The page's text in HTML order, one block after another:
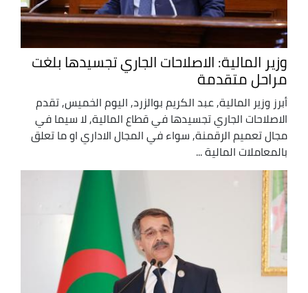
وزير المالية: الاصلاحات الجاري تجسيدها بلغت
مراحل متقدمة
أبرز وزير المالية, عبد الكريم بوالزرد, اليوم الخميس, تقدم
الاصلاحات الجاري تجسيدها في قطاع المالية, لا سيما في
مجال تعميم الرقمنة, سواء في المجال الاداري او ما تعلق
بالمعاملات المالية ...